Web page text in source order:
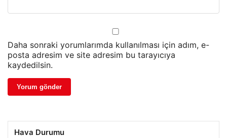
Daha sonraki yorumlarımda kullanılması için adım, e-
posta adresim ve site adresim bu tarayıcıya
kaydedilsin.
Hava Durumu